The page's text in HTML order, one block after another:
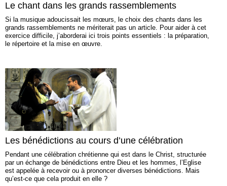
Le chant dans les grands rassemblements
Si la musique adoucissait les mœurs, le choix des chants dans les
grands rassemblements ne mériterait pas un article. Pour aider à cet
exercice difficile, j’aborderai ici trois points essentiels : la préparation,
le répertoire et la mise en œuvre.
Les bénédictions au cours d’une célébration
Pendant une célébration chrétienne qui est dans le Christ, structurée
par un échange de bénédictions entre Dieu et les hommes, l’Eglise
est appelée à recevoir ou à prononcer diverses bénédictions. Mais
qu’est-ce que cela produit en elle ?